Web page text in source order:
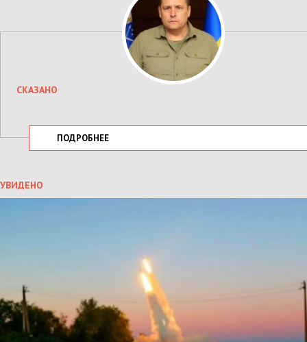
СКАЗАНО
ПОДРОБНЕЕ
УВИДЕНО